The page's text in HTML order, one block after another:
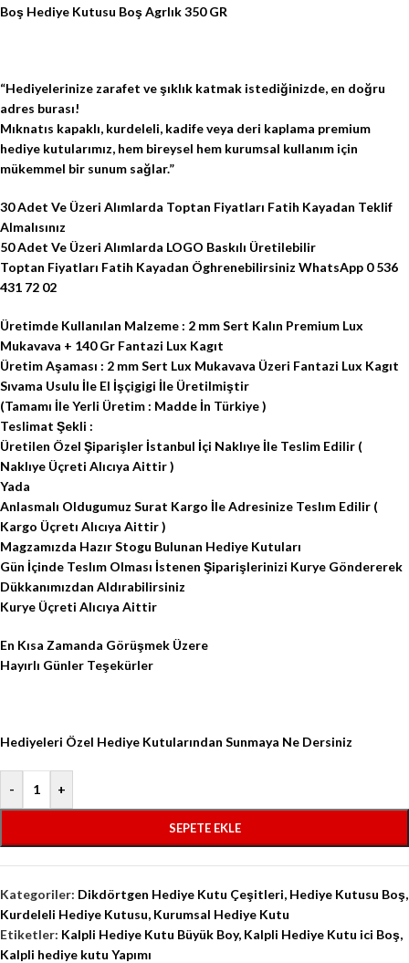
Boş Hediye Kutusu Boş Agrlık 350 GR
“Hediyelerinize zarafet ve şıklık katmak istediğinizde, en doğru
adres burası!
Mıknatıs kapaklı, kurdeleli, kadife veya deri kaplama premium
hediye kutularımız, hem bireysel hem kurumsal kullanım için
mükemmel bir sunum sağlar.”
30 Adet Ve Üzeri Alımlarda Toptan Fiyatları Fatih Kayadan Teklif
Almalısınız
50 Adet Ve Üzeri Alımlarda LOGO Baskılı Üretilebilir
Toptan Fiyatları Fatih Kayadan Öghrenebilirsiniz WhatsApp 0 536
431 72 02
Üretimde Kullanılan Malzeme : 2 mm Sert Kalın Premium Lux
Mukavava + 140 Gr Fantazi Lux Kagıt
Üretim Aşaması : 2 mm Sert Lux Mukavava Üzeri Fantazi Lux Kagıt
Sıvama Usulu İle El İşçigigi İle Üretilmiştir
(Tamamı İle Yerli Üretim : Madde İn Türkiye )
Teslimat Şekli :
Üretilen Özel Şiparişler İstanbul İçi Naklıye İle Teslim Edilir (
Naklıye Üçreti Alıcıya Aittir )
Yada
Anlasmalı Oldugumuz Surat Kargo İle Adresinize Teslım Edilir (
Kargo Üçretı Alıcıya Aittir )
Magzamızda Hazır Stogu Bulunan Hediye Kutuları
Gün İçinde Teslım Olması İstenen Şiparişlerinizi Kurye Göndererek
Dükkanımızdan Aldırabilirsiniz
Kurye Üçreti Alıcıya Aittir
En Kısa Zamanda Görüşmek Üzere
Hayırlı Günler Teşekürler
Hediyeleri Özel Hediye Kutularından Sunmaya Ne Dersiniz
- +
SEPETE EKLE
Kategoriler: Dikdörtgen Hediye Kutu Çeşitleri, Hediye Kutusu Boş,
Kurdeleli Hediye Kutusu, Kurumsal Hediye Kutu
Etiketler: Kalpli Hediye Kutu Büyük Boy, Kalpli Hediye Kutu ici Boş,
Kalpli hediye kutu Yapımı